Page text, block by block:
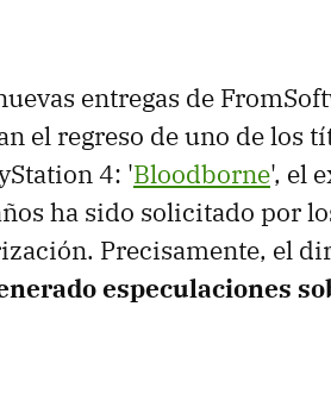
entregas de
el regreso de uno de los
4: 'Bloodborne', el
ha sido solicitado por
Precisamente, el
especulaciones